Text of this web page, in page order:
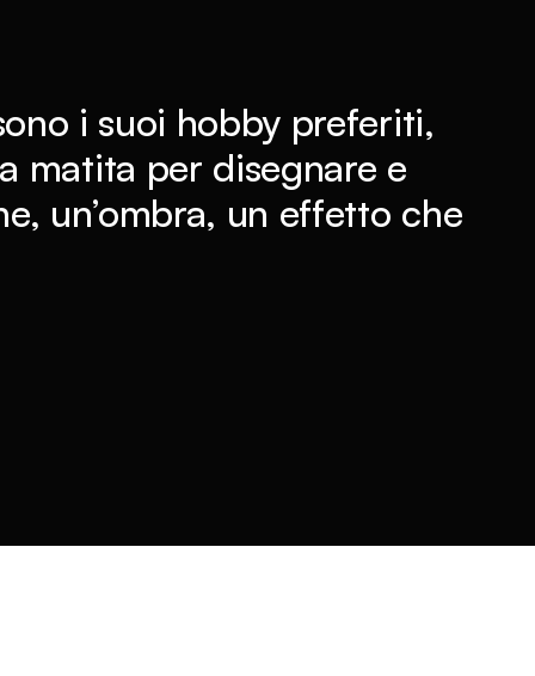
i suoi hobby preferiti,
matita per disegnare e
un’ombra, un effetto che